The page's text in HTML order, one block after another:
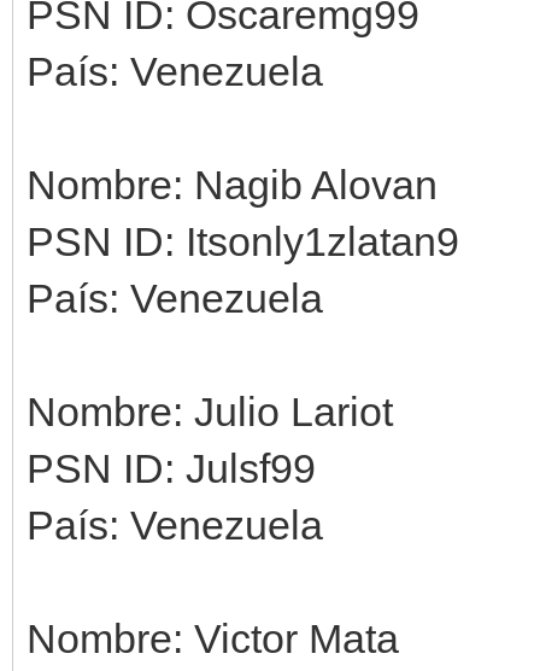
PSN ID: Oscaremg99
País: Venezuela
Nombre: Nagib Alovan
PSN ID: Itsonly1zlatan9
País: Venezuela
Nombre: Julio Lariot
PSN ID: Julsf99
País: Venezuela
Nombre: Victor Mata